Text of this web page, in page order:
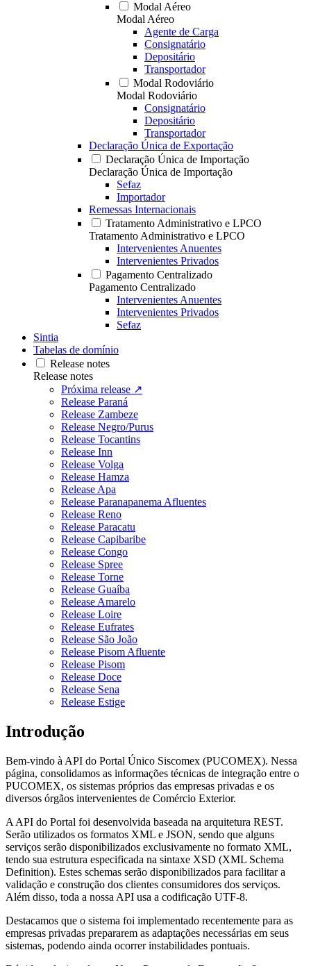
Modal Aéreo
Modal Aéreo
Agente de Carga
Consignatário
Depositário
Transportador
Modal Rodoviário
Modal Rodoviário
Consignatário
Depositário
Transportador
Declaração Única de Exportação
Declaração Única de Importação
Declaração Única de Importação
Sefaz
Importador
Remessas Internacionais
Tratamento Administrativo e LPCO
Tratamento Administrativo e LPCO
Intervenientes Anuentes
Intervenientes Privados
Pagamento Centralizado
Pagamento Centralizado
Intervenientes Anuentes
Intervenientes Privados
Sefaz
Sintia
Tabelas de domínio
Release notes
Release notes
Próxima release ↗
Release Paraná
Release Zambeze
Release Negro/Purus
Release Tocantins
Release Inn
Release Volga
Release Hamza
Release Apa
Release Paranapanema Afluentes
Release Reno
Release Paracatu
Release Capibaribe
Release Congo
Release Spree
Release Torne
Release Guaíba
Release Amarelo
Release Loire
Release Eufrates
Release São João
Release Pisom Afluente
Release Pisom
Release Doce
Release Sena
Release Estige
Introdução
Bem-vindo à API do Portal Único Siscomex (PUCOMEX). Nessa
página, consolidamos as informações técnicas de integração entre o
PUCOMEX, os sistemas próprios das empresas privadas e os
diversos órgãos intervenientes de Comércio Exterior.
A API do Portal foi desenvolvida baseada na arquitetura REST.
Serão utilizados os formatos XML e JSON, sendo que alguns
serviços serão disponibilizados exclusivamente no formato XML,
tendo sua estrutura especificada na sintaxe XSD (XML Schema
Definition). Estes schemas serão disponibilizados para facilitar a
validação e construção dos clientes consumidores dos serviços.
Além disso, toda a nossa API usa a codificação UTF-8.
Destacamos que o sistema foi implementado recentemente para as
empresas privadas prepararem as adaptações necessárias em seus
sistemas, podendo ainda ocorrer instabilidades pontuais.